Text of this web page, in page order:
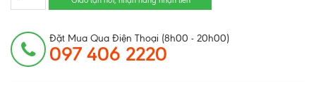
Đặt Mua Qua Điện Thoại (8h00 - 20h00)
097 406 2220